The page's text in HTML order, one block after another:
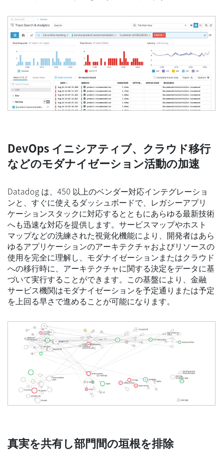
DevOps イニシアティブ、クラウド移行
などのモダナイゼーション活動の加速
Datadog は、450 以上のベンダー対応インテグレーショ
ンと、すぐに使えるダッシュボードで、レガシーアプリ
ケーションスタックに対応するとともにあらゆる最新技術
へも迅速な対応を提供します。サービスマップやホスト
マップなどの洗練された視覚化機能により、開発者はあら
ゆるアプリケーションのアーキテクチャおよびリソースの
使用を完全に理解し、モダナイゼーションまたはクラウド
への移行時に、アーキテクチャに関する決定をデータに基
づいて実行することができます。この基盤により、金融
サービス機関はモダナイゼーションを予定通りまたは予定
を上回る早さで進めることが可能になります。
真実を共有し部門間の垣根を排除